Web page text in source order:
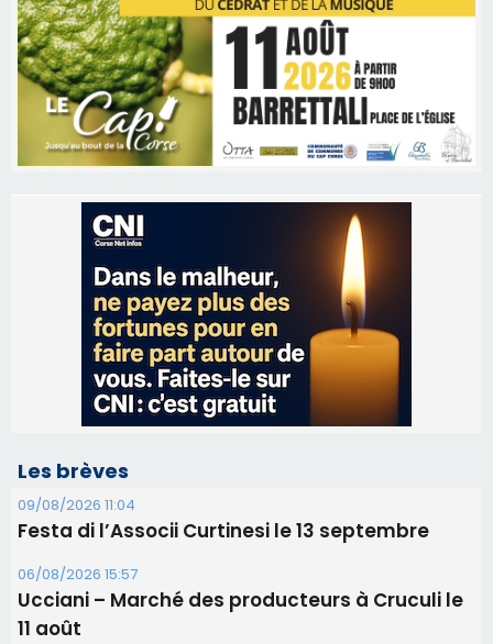
Les brèves
09/08/2026 11:04
Festa di l’Associi Curtinesi le 13 septembre
06/08/2026 15:57
Ucciani – Marché des producteurs à Cruculi le
11 août